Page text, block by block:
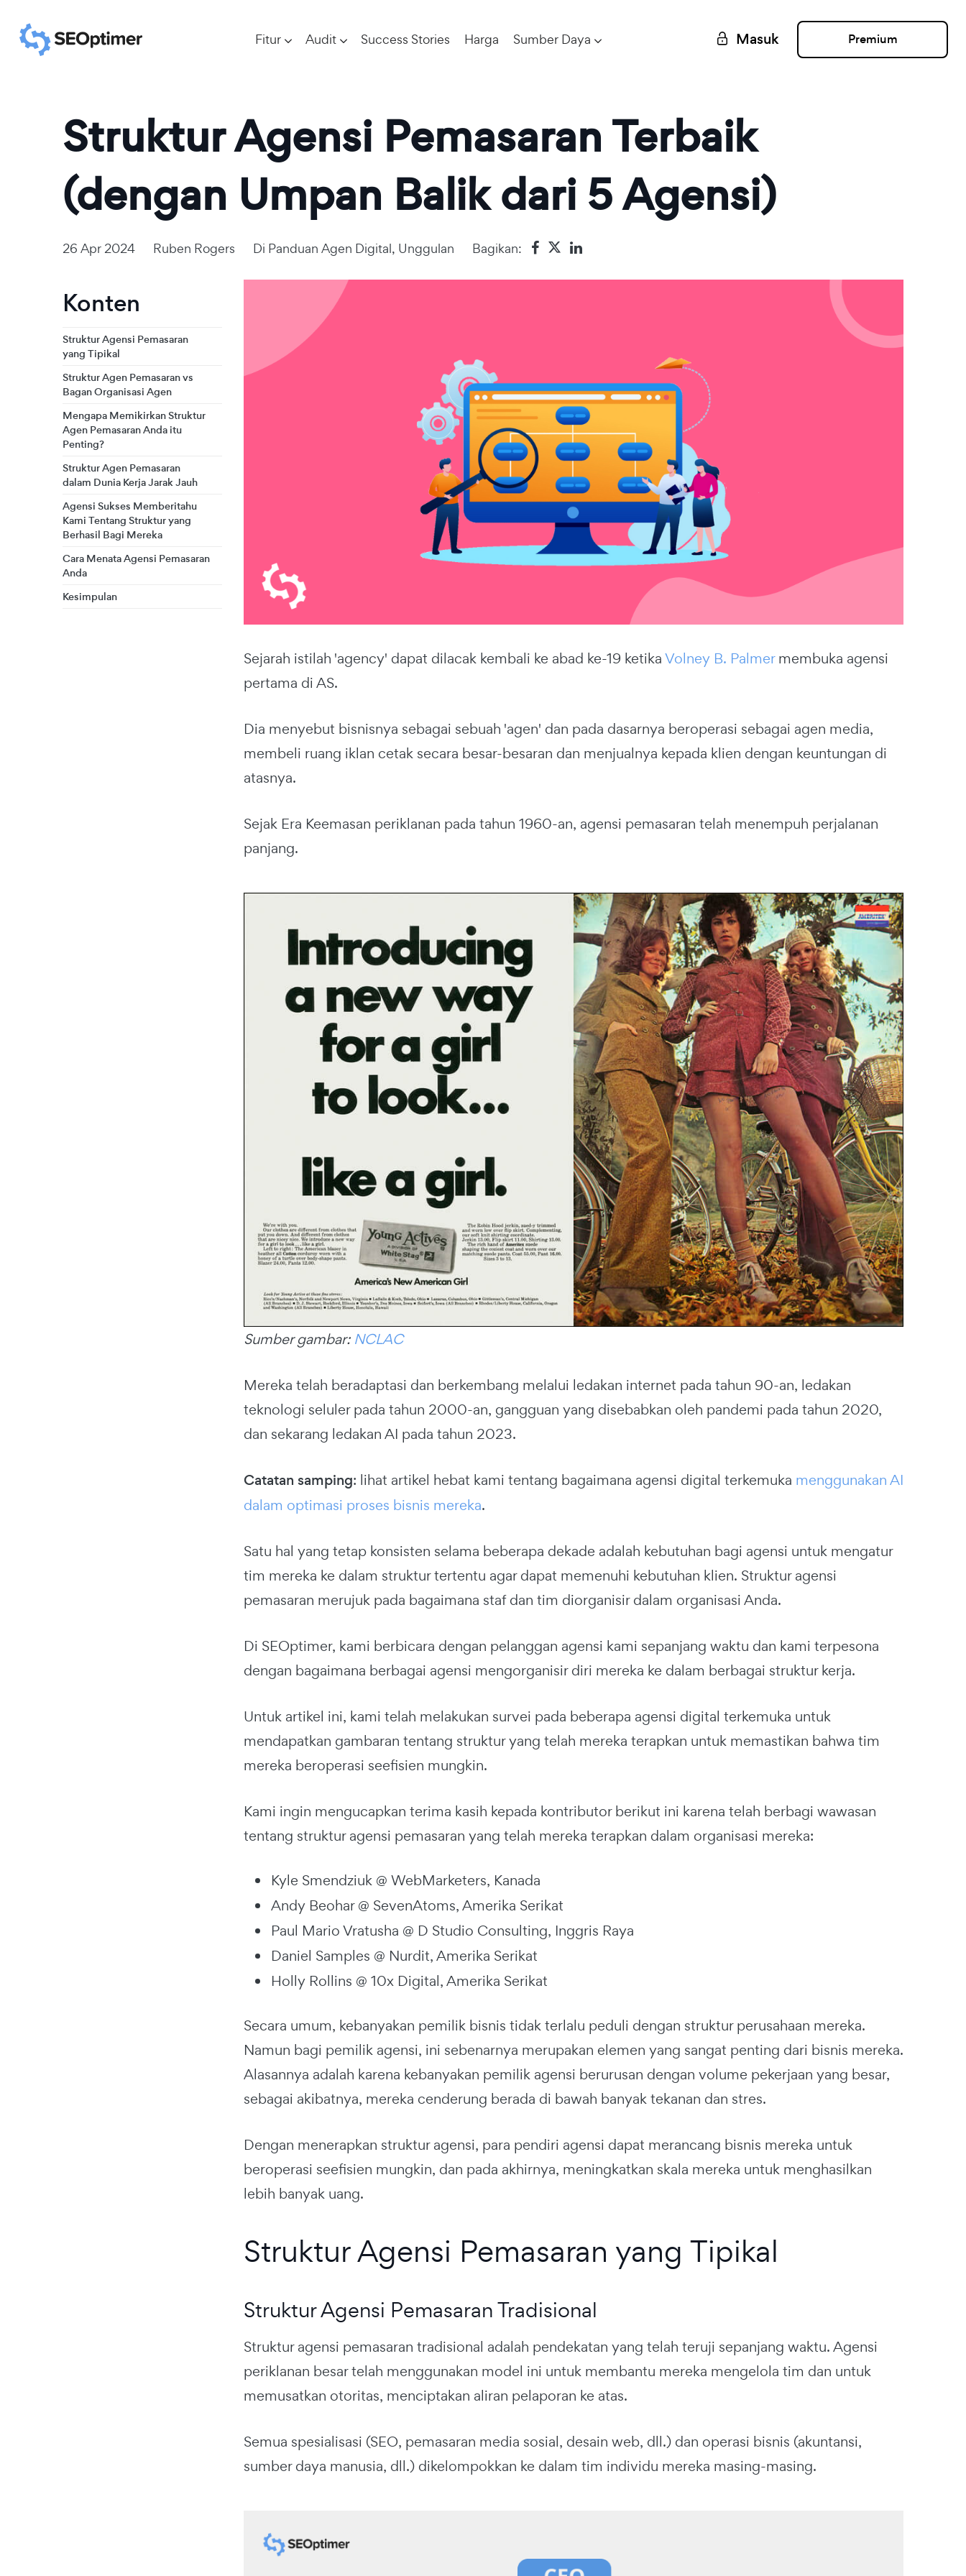
Fitur Audit Success Stories Harga Sumber Daya Masuk Premium
Struktur Agensi Pemasaran Terbaik
(dengan Umpan Balik dari 5 Agensi)
26 Apr 2024 Ruben Rogers Di Panduan Agen Digital, Unggulan Bagikan:
Konten
Struktur Agensi Pemasaran
yang Tipikal
Struktur Agen Pemasaran vs
Bagan Organisasi Agen
Mengapa Memikirkan Struktur
Agen Pemasaran Anda itu
Penting?
Struktur Agen Pemasaran
dalam Dunia Kerja Jarak Jauh
Agensi Sukses Memberitahu
Kami Tentang Struktur yang
Berhasil Bagi Mereka
Cara Menata Agensi Pemasaran
Anda
Kesimpulan
Sejarah istilah 'agency' dapat dilacak kembali ke abad ke-19 ketikaVolney B. Palmermembuka agensi
pertama di AS.
Dia menyebut bisnisnya sebagai sebuah 'agen' dan pada dasarnya beroperasi sebagai agen media,
membeli ruang iklan cetak secara besar-besaran dan menjualnya kepada klien dengan keuntungan di
atasnya.
Sejak Era Keemasan periklanan pada tahun 1960-an, agensi pemasaran telah menempuh perjalanan
panjang.
Sumber gambar: NCLAC
Mereka telah beradaptasi dan berkembang melalui ledakan internet pada tahun 90-an, ledakan
teknologi seluler pada tahun 2000-an, gangguan yang disebabkan oleh pandemi pada tahun 2020,
dan sekarang ledakan AI pada tahun 2023.
Catatan samping: lihat artikel hebat kami tentang bagaimana agensi digital terkemuka menggunakan AI
dalam optimasi proses bisnis mereka.
Satu hal yang tetap konsisten selama beberapa dekade adalah kebutuhan bagi agensi untuk mengatur
tim mereka ke dalam struktur tertentu agar dapat memenuhi kebutuhan klien. Struktur agensi
pemasaran merujuk pada bagaimana staf dan tim diorganisir dalam organisasi Anda.
Di SEOptimer, kami berbicara dengan pelanggan agensi kami sepanjang waktu dan kami terpesona
dengan bagaimana berbagai agensi mengorganisir diri mereka ke dalam berbagai struktur kerja.
Untuk artikel ini, kami telah melakukan survei pada beberapa agensi digital terkemuka untuk
mendapatkan gambaran tentang struktur yang telah mereka terapkan untuk memastikan bahwa tim
mereka beroperasi seefisien mungkin.
Kami ingin mengucapkan terima kasih kepada kontributor berikut ini karena telah berbagi wawasan
tentang struktur agensi pemasaran yang telah mereka terapkan dalam organisasi mereka:
Kyle Smendziuk @ WebMarketers, Kanada
Andy Beohar @ SevenAtoms, Amerika Serikat
Paul Mario Vratusha @ D Studio Consulting, Inggris Raya
Daniel Samples @ Nurdit, Amerika Serikat
Holly Rollins @ 10x Digital, Amerika Serikat
Secara umum, kebanyakan pemilik bisnis tidak terlalu peduli dengan struktur perusahaan mereka.
Namun bagi pemilik agensi, ini sebenarnya merupakan elemen yang sangat penting dari bisnis mereka.
Alasannya adalah karena kebanyakan pemilik agensi berurusan dengan volume pekerjaan yang besar,
sebagai akibatnya, mereka cenderung berada di bawah banyak tekanan dan stres.
Dengan menerapkan struktur agensi, para pendiri agensi dapat merancang bisnis mereka untuk
beroperasi seefisien mungkin, dan pada akhirnya, meningkatkan skala mereka untuk menghasilkan
lebih banyak uang.
Struktur Agensi Pemasaran yang Tipikal
Struktur Agensi Pemasaran Tradisional
Struktur agensi pemasaran tradisional adalah pendekatan yang telah teruji sepanjang waktu.Agensi
periklanan besar telah menggunakan model ini untuk membantu mereka mengelola tim dan untuk
memusatkan otoritas, menciptakan aliran pelaporan ke atas.
Semua spesialisasi (SEO, pemasaran media sosial, desain web, dll.) dan operasi bisnis (akuntansi,
sumber daya manusia, dll.) dikelompokkan ke dalam tim individu mereka masing-masing.